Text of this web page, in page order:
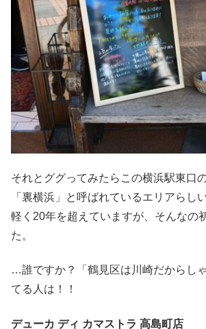
それとググってみたらこの横浜駅東口
「裏横浜」と呼ばれているエリアらし
軽く20年を超えていますが、そんなの
た。
…誰ですか？「鶴見区は川崎だからし
てる人は！！
デューカ ディ カマストラ 高島町店